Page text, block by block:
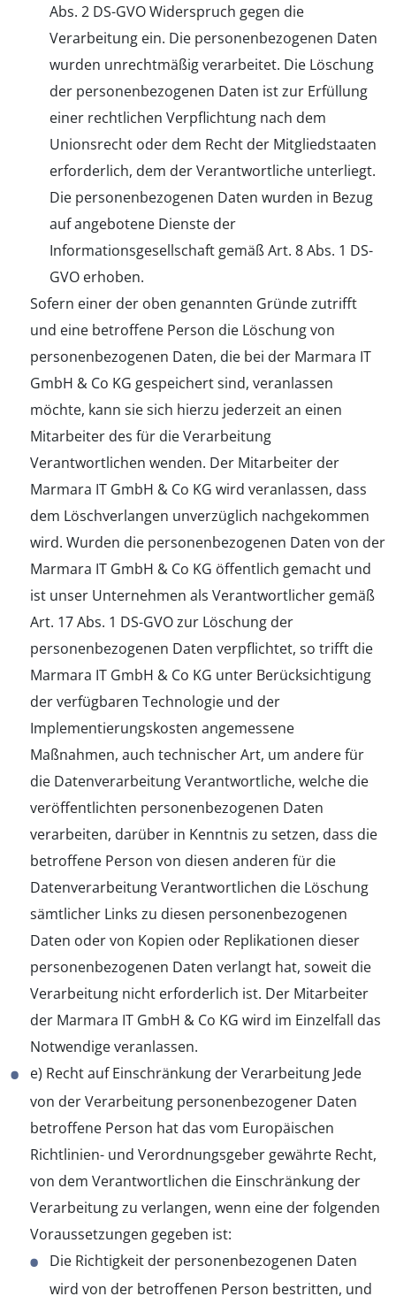
Abs. 2 DS-GVO Widerspruch gegen die
Verarbeitung ein. Die personenbezogenen Daten
wurden unrechtmäßig verarbeitet. Die Löschung
der personenbezogenen Daten ist zur Erfüllung
einer rechtlichen Verpflichtung nach dem
Unionsrecht oder dem Recht der Mitgliedstaaten
erforderlich, dem der Verantwortliche unterliegt.
Die personenbezogenen Daten wurden in Bezug
auf angebotene Dienste der
Informationsgesellschaft gemäß Art. 8 Abs. 1 DS-
GVO erhoben.
Sofern einer der oben genannten Gründe zutrifft
und eine betroffene Person die Löschung von
personenbezogenen Daten, die bei der Marmara IT
GmbH & Co KG gespeichert sind, veranlassen
möchte, kann sie sich hierzu jederzeit an einen
Mitarbeiter des für die Verarbeitung
Verantwortlichen wenden. Der Mitarbeiter der
Marmara IT GmbH & Co KG wird veranlassen, dass
dem Löschverlangen unverzüglich nachgekommen
wird. Wurden die personenbezogenen Daten von der
Marmara IT GmbH & Co KG öffentlich gemacht und
ist unser Unternehmen als Verantwortlicher gemäß
Art. 17 Abs. 1 DS-GVO zur Löschung der
personenbezogenen Daten verpflichtet, so trifft die
Marmara IT GmbH & Co KG unter Berücksichtigung
der verfügbaren Technologie und der
Implementierungskosten angemessene
Maßnahmen, auch technischer Art, um andere für
die Datenverarbeitung Verantwortliche, welche die
veröffentlichten personenbezogenen Daten
verarbeiten, darüber in Kenntnis zu setzen, dass die
betroffene Person von diesen anderen für die
Datenverarbeitung Verantwortlichen die Löschung
sämtlicher Links zu diesen personenbezogenen
Daten oder von Kopien oder Replikationen dieser
personenbezogenen Daten verlangt hat, soweit die
Verarbeitung nicht erforderlich ist. Der Mitarbeiter
der Marmara IT GmbH & Co KG wird im Einzelfall das
Notwendige veranlassen.
e) Recht auf Einschränkung der Verarbeitung Jede
von der Verarbeitung personenbezogener Daten
betroffene Person hat das vom Europäischen
Richtlinien- und Verordnungsgeber gewährte Recht,
von dem Verantwortlichen die Einschränkung der
Verarbeitung zu verlangen, wenn eine der folgenden
Voraussetzungen gegeben ist:
Die Richtigkeit der personenbezogenen Daten
wird von der betroffenen Person bestritten, und